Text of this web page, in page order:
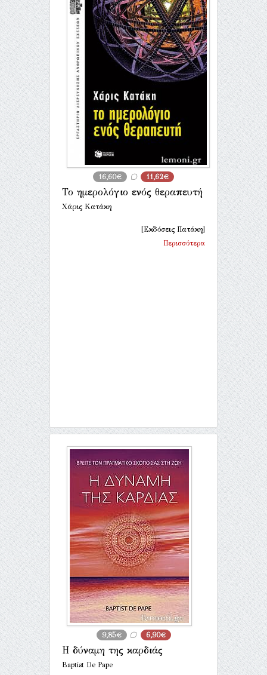
16,60€ 11,62€
Το ημερολόγιο ενός θεραπευτή
Χάρις Κατάκη
[Εκδόσεις Πατάκη]
Περισσότερα
9,85€ 6,90€
Η δύναμη της καρδιάς
Baptist De Pape